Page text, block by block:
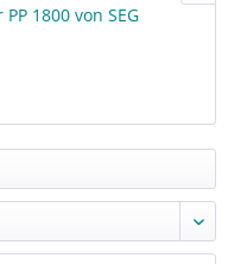
1800 von SEG